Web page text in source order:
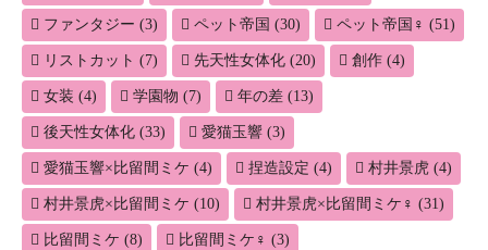
ファンタジー (3) ペット帝国 (30) ペット帝国♀ (51)
リストカット (7) 先天性女体化 (20) 創作 (4)
女装 (4) 学園物 (7) 年の差 (13)
後天性女体化 (33) 愛猫玉響 (3)
愛猫玉響×比留間ミケ (4) 捏造設定 (4) 村井景虎 (4)
村井景虎×比留間ミケ (10) 村井景虎×比留間ミケ♀ (31)
比留間ミケ (8) 比留間ミケ♀ (3)